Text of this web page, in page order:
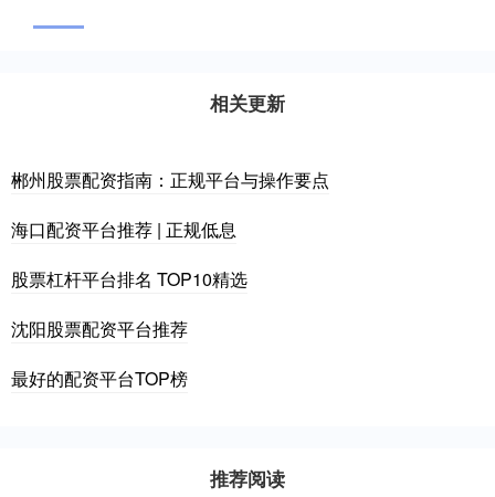
相关更新
郴州股票配资指南：正规平台与操作要点
海口配资平台推荐 | 正规低息
股票杠杆平台排名 TOP10精选
沈阳股票配资平台推荐
最好的配资平台TOP榜
推荐阅读